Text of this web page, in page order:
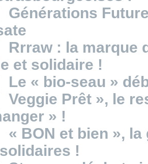
Générations
Rrraw : la marque
et solidaire !
Le « bio-seau »
Veggie Prêt », le
» !
« BON et bien »,
!